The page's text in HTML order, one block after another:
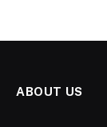
ABOUT US